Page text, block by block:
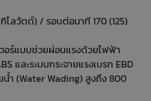
โลวัตต์) / รอบต่อนาที 170 (125)
อร์แบบช่วยผ่อนแรงด้วยไฟฟ้า
และระบบกระจายแรงเบรก EBD
น้ำ (Water Wading) สูงถึง 800